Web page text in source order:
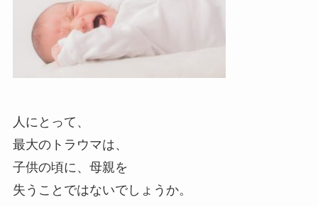
人にとって、
最大のトラウマは、
子供の頃に、母親を
失うことではないでしょうか。